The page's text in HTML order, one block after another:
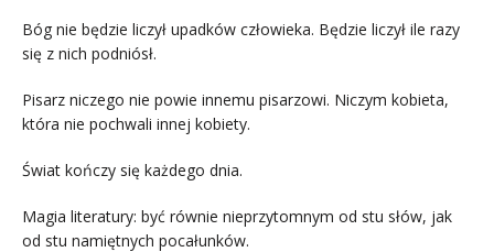
Bóg nie będzie liczył upadków człowieka. Będzie liczył ile razy
się z nich podniósł.
Pisarz niczego nie powie innemu pisarzowi. Niczym kobieta,
która nie pochwali innej kobiety.
Świat kończy się każdego dnia.
Magia literatury: być równie nieprzytomnym od stu słów, jak
od stu namiętnych pocałunków.